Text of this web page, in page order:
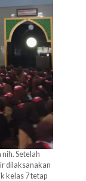
Setelah
dilaksanakan
kelas 7 tetap